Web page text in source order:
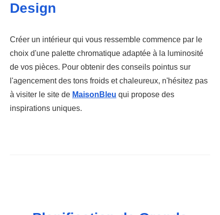
Design
Créer un intérieur qui vous ressemble commence par le
choix d'une palette chromatique adaptée à la luminosité
de vos pièces. Pour obtenir des conseils pointus sur
l'agencement des tons froids et chaleureux, n'hésitez pas
à visiter le site de MaisonBleu qui propose des
inspirations uniques.